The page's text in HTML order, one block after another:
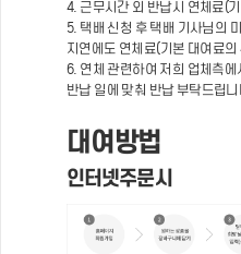
4. 근무시간 외 반납시 연체료(
5. 택배 신청 후 택배 기사님의
지연에도 연체료(기본 대여료의
6. 연체 관련하여 저희 업체측
반납 일에 맞춰 반납 부탁드립니
대여방법
인터넷주문시